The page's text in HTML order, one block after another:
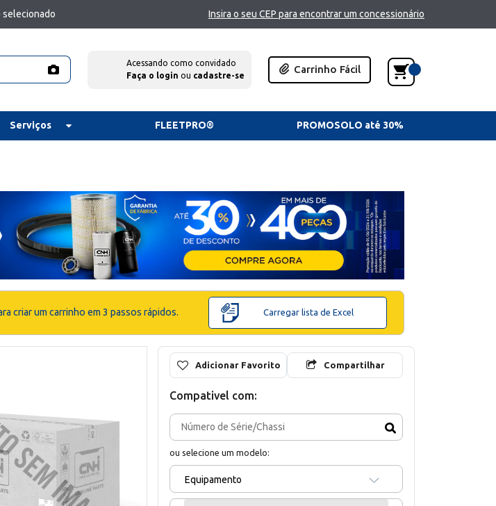
selecionado Insira o seu CEP para encontrar um concessionário
Acessando como convidado
Faça o login ou cadastre-se
Carrinho Fácil
Serviços FLEETPRO® PROMOSOLO até 30%
criar um carrinho em 3 passos rápidos. Carregar lista de Excel
Adicionar Favorito Compartilhar
Compativel com:
ou selecione um modelo:
Equipamento